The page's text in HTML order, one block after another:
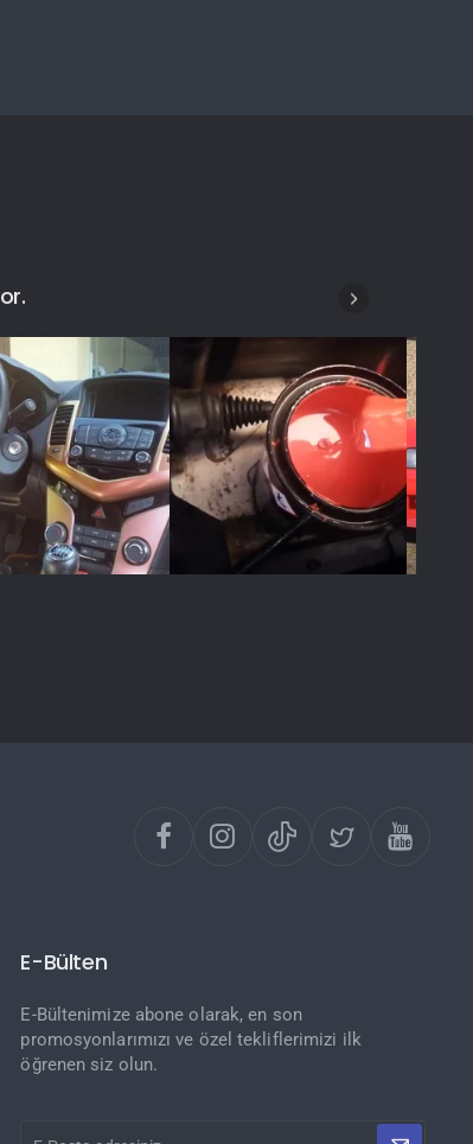
E-Bülten
E-Bültenimize abone olarak, en son
promosyonlarımızı ve özel tekliflerimizi ilk
öğrenen siz olun.